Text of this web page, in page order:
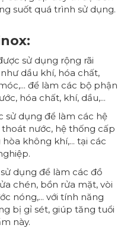
suốt quá trình sử dụng.
sử dụng rộng rãi
dầu khí, hóa chất,
để làm các bộ phận
hóa chất, khí, dầu,...
sử dụng để làm các hệ
nước, hệ thống cấp
không khí,... tại các
dụng để làm các đồ
chén, bồn rửa mặt, vòi
nóng,... với tính năng
bị gỉ sét, giúp tăng tuổi
này.